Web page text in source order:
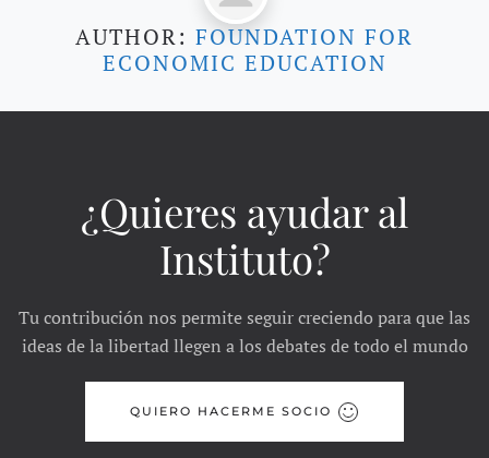
AUTHOR: FOUNDATION FOR
ECONOMIC EDUCATION
¿Quieres ayudar al
Instituto?
Tu contribución nos permite seguir creciendo para que las
ideas de la libertad llegen a los debates de todo el mundo
QUIERO HACERME SOCIO